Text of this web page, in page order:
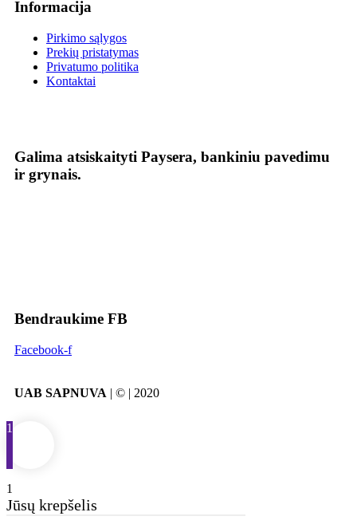
Informacija
Pirkimo sąlygos
Prekių pristatymas
Privatumo politika
Kontaktai
Galima atsiskaityti Paysera, bankiniu pavedimu
ir grynais.
Bendraukime FB
Facebook-f
UAB SAPNUVA | © | 2020
1
1
Jūsų krepšelis